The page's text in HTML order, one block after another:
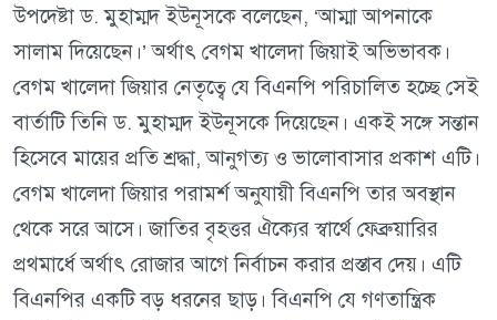
উপদেষ্টা ড. মুহাম্মদ ইউনূসকে বলেছেন, ‘আম্মা আপনাকে
সালাম দিয়েছেন।’ অর্থাৎ বেগম খালেদা জিয়াই অভিভাবক।
বেগম খালেদা জিয়ার নেতৃত্বে যে বিএনপি পরিচালিত হচ্ছে সেই
বার্তাটি তিনি ড. মুহাম্মদ ইউনূসকে দিয়েছেন। একই সঙ্গে সন্তান
হিসেবে মায়ের প্রতি শ্রদ্ধা, আনুগত্য ও ভালোবাসার প্রকাশ এটি।
বেগম খালেদা জিয়ার পরামর্শ অনুযায়ী বিএনপি তার অবস্থান
থেকে সরে আসে। জাতির বৃহত্তর ঐক্যের স্বার্থে ফেব্রুয়ারির
প্রথমার্ধে অর্থাৎ রোজার আগে নির্বাচন করার প্রস্তাব দেয়। এটি
বিএনপির একটি বড় ধরনের ছাড়। বিএনপি যে গণতান্ত্রিক